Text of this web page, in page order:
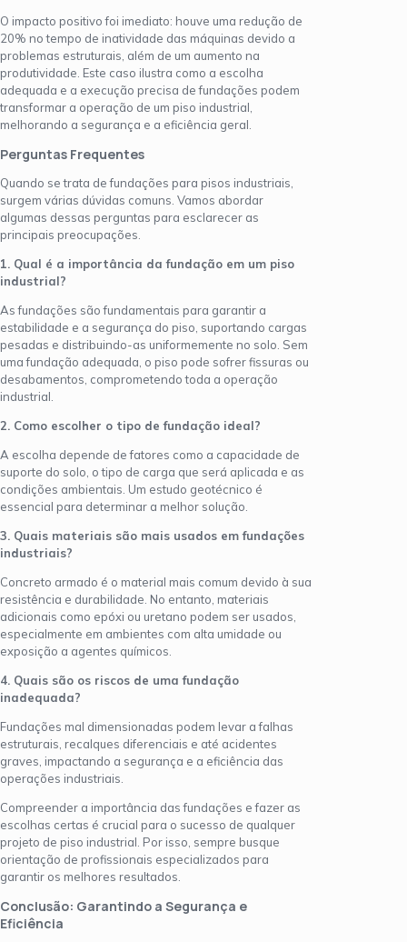
O impacto positivo foi imediato: houve uma redução de
20% no tempo de inatividade das máquinas devido a
problemas estruturais, além de um aumento na
produtividade. Este caso ilustra como a escolha
adequada e a execução precisa de fundações podem
transformar a operação de um piso industrial,
melhorando a segurança e a eficiência geral.
Perguntas Frequentes
Quando se trata de fundações para pisos industriais,
surgem várias dúvidas comuns. Vamos abordar
algumas dessas perguntas para esclarecer as
principais preocupações.
1. Qual é a importância da fundação em um piso
industrial?
As fundações são fundamentais para garantir a
estabilidade e a segurança do piso, suportando cargas
pesadas e distribuindo-as uniformemente no solo. Sem
uma fundação adequada, o piso pode sofrer fissuras ou
desabamentos, comprometendo toda a operação
industrial.
2. Como escolher o tipo de fundação ideal?
A escolha depende de fatores como a capacidade de
suporte do solo, o tipo de carga que será aplicada e as
condições ambientais. Um estudo geotécnico é
essencial para determinar a melhor solução.
3. Quais materiais são mais usados em fundações
industriais?
Concreto armado é o material mais comum devido à sua
resistência e durabilidade. No entanto, materiais
adicionais como epóxi ou uretano podem ser usados,
especialmente em ambientes com alta umidade ou
exposição a agentes químicos.
4. Quais são os riscos de uma fundação
inadequada?
Fundações mal dimensionadas podem levar a falhas
estruturais, recalques diferenciais e até acidentes
graves, impactando a segurança e a eficiência das
operações industriais.
Compreender a importância das fundações e fazer as
escolhas certas é crucial para o sucesso de qualquer
projeto de piso industrial. Por isso, sempre busque
orientação de profissionais especializados para
garantir os melhores resultados.
Conclusão: Garantindo a Segurança e
Eficiência